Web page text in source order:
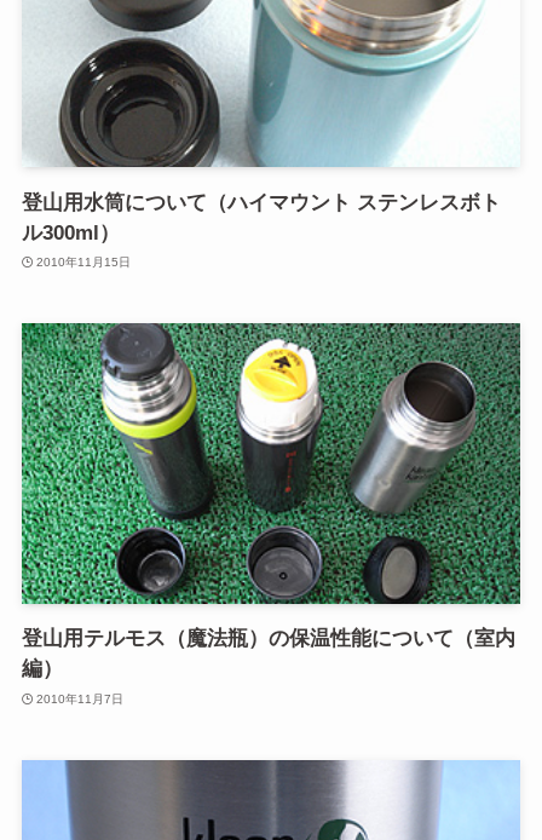
登山用水筒について（ハイマウント ステンレスボト
ル300ml）
2010年11月15日
登山用テルモス（魔法瓶）の保温性能について（室内
編）
2010年11月7日